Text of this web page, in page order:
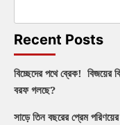
Recent Posts
বিচ্ছেদের পথে ব্রেক! বিজয়ের
বরফ গলছে?
সাড়ে তিন বছরের প্রেম